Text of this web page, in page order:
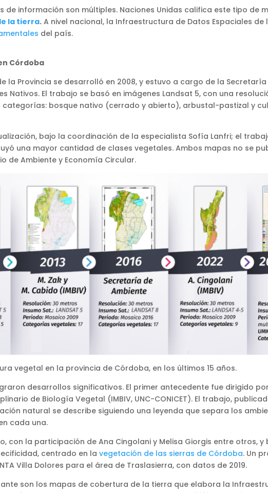
de información son múltiples. Naciones Unidas califica este tipo de
la tierra. A nivel nacional, la Infraestructura de Datos Espaciales de
del país.
Córdoba
la Provincia se desarrolló en 2008, y estuvo a cargo de la
Nativos. El trabajo se basó en imágenes Landsat 5, con una
bosque nativo (cerrado y abierto), arbustal-pastizal y
bajo la coordinación de la especialista Sofía Lanfri; el
una mayor cantidad de clases vegetales. Ambos mapas no se
de Ambiente y Economía Circular.
vegetal en la provincia de Córdoba, en los últimos 15 años.
desarrollos significativos. El primer antecedente fue dirigido
de Biología Vegetal (IMBIV, UNC-CONICET). El trabajo,
natural se describe siguiendo una leyenda que separa los
cada una.
con la participación de Ana Cingolani y Melisa Giorgis entre otros,
centrado en la vegetación de las sierras de Córdoba. Un
Villa Dolores para el área de Traslasierra, con datos de 2019.
son los mapas de cobertura de la tierra que elabora la